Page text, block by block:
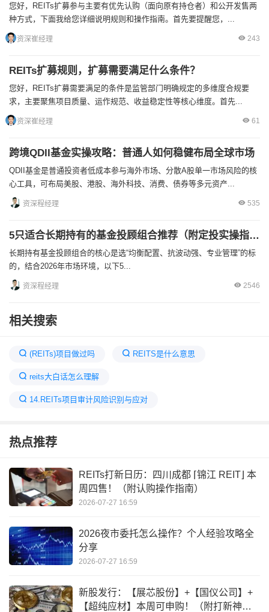
您好，REITs扩募参与主要有优先认购（面向原有持仓者）和公开发售两
种方式，下面我给您详细说明规则和操作指南。首先要提醒您，...
资深崔经理 243
REITs扩募规则，扩募需要满足什么条件？
您好，REITs扩募需要满足的条件是监管部门明确规定的多维度合规要
求，主要聚焦项目质量、运作规范、收益稳定性等核心维度。首先...
资深崔经理 61
跨境QDII基金实操攻略：普通人如何稳健布局全球市场
QDII基金是普通投资者低成本参与海外市场、分散A股单一市场风险的核
心工具，可布局美股、港股、海外科技、消费、债券等多元资产...
资深程经理 535
5只适合长期持有的基金投顾组合推荐（附定投实操指南）
长期持有基金投顾组合的核心是选“均衡配置、抗波动强、专业管理”的标
的，结合2026年市场环境，以下5...
资深程经理 2546
相关搜索
(REITs)项目做过吗 REITS是什么意思
reits大白话怎么理解
14.REITs项目审计风险识别与应对
首批商业不动产REITs将上市
公募REITs发行动态上交所 公募reits如何购买
公募基金新规来了 公募REITs连发提示公告
热点推荐
REITs打新日历：四川成都 ⌈锦江 REIT⌋ 本
周四售！（附认购操作指南）
2026-07-27 16:59
2026夜市委托怎么操作？个人经验攻略全
分享
2026-07-27 16:59
新股发行：【展芯股份】+【国仪公司】+
【超纯应材】本周可申购！（附打新神